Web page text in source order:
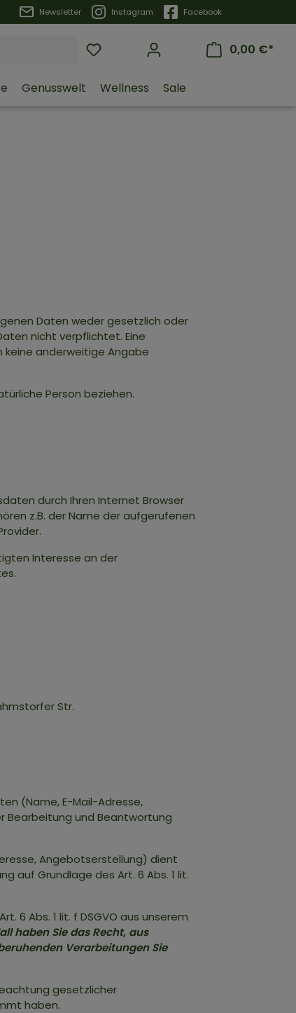
Newsletter Instagram Facebook
0,00 €*
Genusswelt Wellness Sale
Daten weder gesetzlich oder
nicht verpflichtet. Eine
keine anderweitige Angabe
Person beziehen.
durch Ihren Internet Browser
z.B. der Name der aufgerufenen
Interesse an der
Str.
(Name, E-Mail-Adresse,
Bearbeitung und Beantwortung
Angebotserstellung) dient
auf Grundlage des Art. 6 Abs. 1 lit.
6 Abs. 1 lit. f DSGVO aus unserem
haben Sie das Recht, aus
Verarbeitungen Sie
gesetzlicher
haben.